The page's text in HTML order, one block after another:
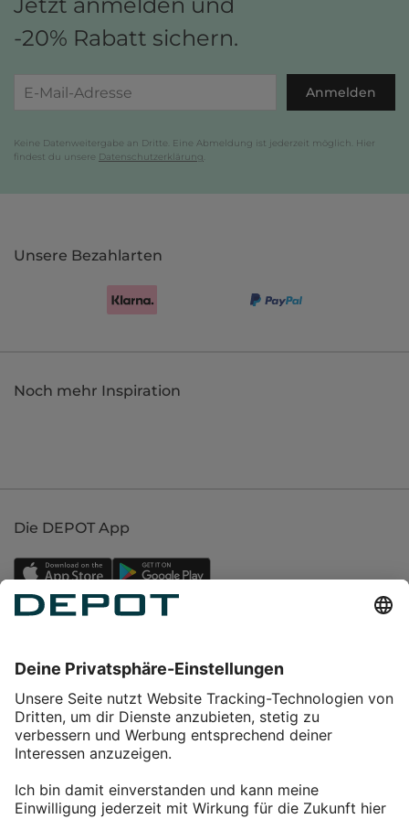
-20% Rabatt sichern.
Anmelden
Keine Datenweitergabe an Dritte. Eine Abmeldung ist jederzeit möglich. Hier
findest du unsere Datenschutzerklärung
Unsere Bezahlarten
Noch mehr Inspiration
Die DEPOT App
Service
Über DEPOT
Kontakt